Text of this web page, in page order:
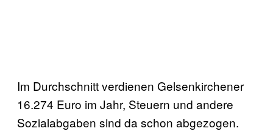
Im Durchschnitt verdienen Gelsenkirchener
16.274 Euro im Jahr, Steuern und andere
Sozialabgaben sind da schon abgezogen.